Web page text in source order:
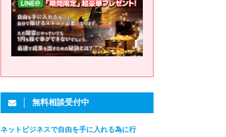
無料相談受付中
ネットビジネスで自由を手に入れる為に行